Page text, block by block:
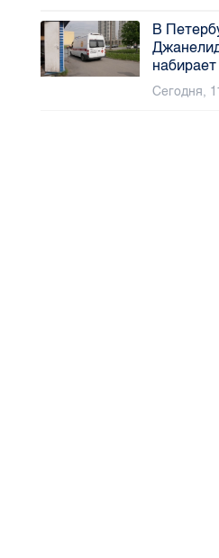
В
Сегодня,